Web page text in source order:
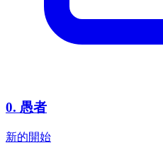
0. 愚者
新的開始